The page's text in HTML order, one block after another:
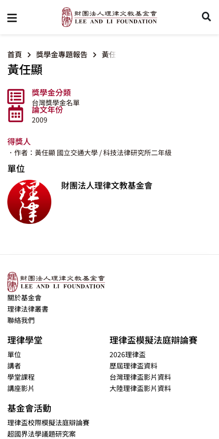
首頁 獎學金專題報告 黃任顯
黃任顯
獎學金分類
台灣獎學金名單
論文年份
2009
得獎人
．作者：黃任顯 國立交通大學 / 科技法律研究所二年級
單位
財團法人理律文教基金會
關於基金會
理律法律叢書
聯絡我們
理律學堂
單位
講者
學堂課程
講座影片
理律盃模擬法庭辯論賽
2026理律盃
歷屆理律盃資料
台灣理律盃影片資料
大陸理律盃影片資料
基金會活動
理律盃校際模擬法庭辯論賽
超國界法學議題研究案